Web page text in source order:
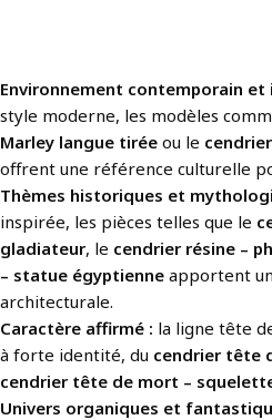
Environnement contemporain et
style moderne, les modèles
Marley langue tirée ou le
offrent une référence culturelle
Thèmes historiques et
inspirée, les pièces telles que le
gladiateur, le cendrier résine –
– statue égyptienne apportent
architecturale.
Caractère affirmé : la ligne tête
à forte identité, du cendrier tête
cendrier tête de mort –
Univers organiques et